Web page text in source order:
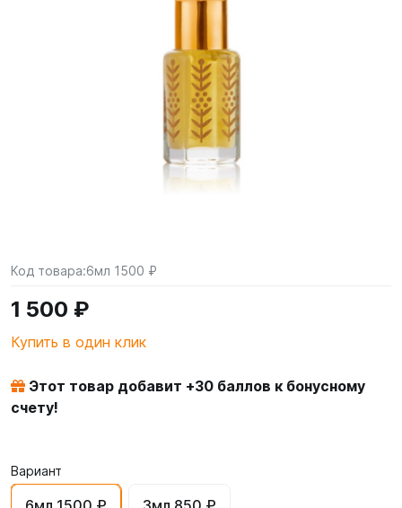
Код товара:6мл 1500 ₽
1 500 ₽
Купить в один клик
Этот товар добавит +30 баллов к бонусному
счету!
Вариант